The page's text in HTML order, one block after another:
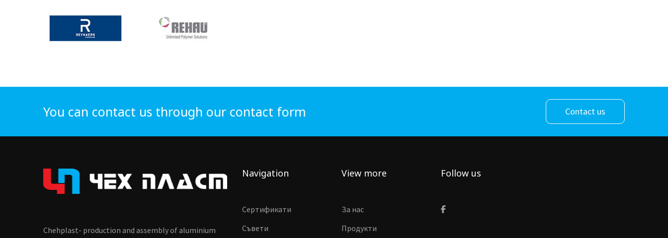
You can contact us through our contact form Contact us
Chehplast- production and assembly of aluminium
Navigation
Сертификати
Съвети
View more
За нас
Продукти
Follow us